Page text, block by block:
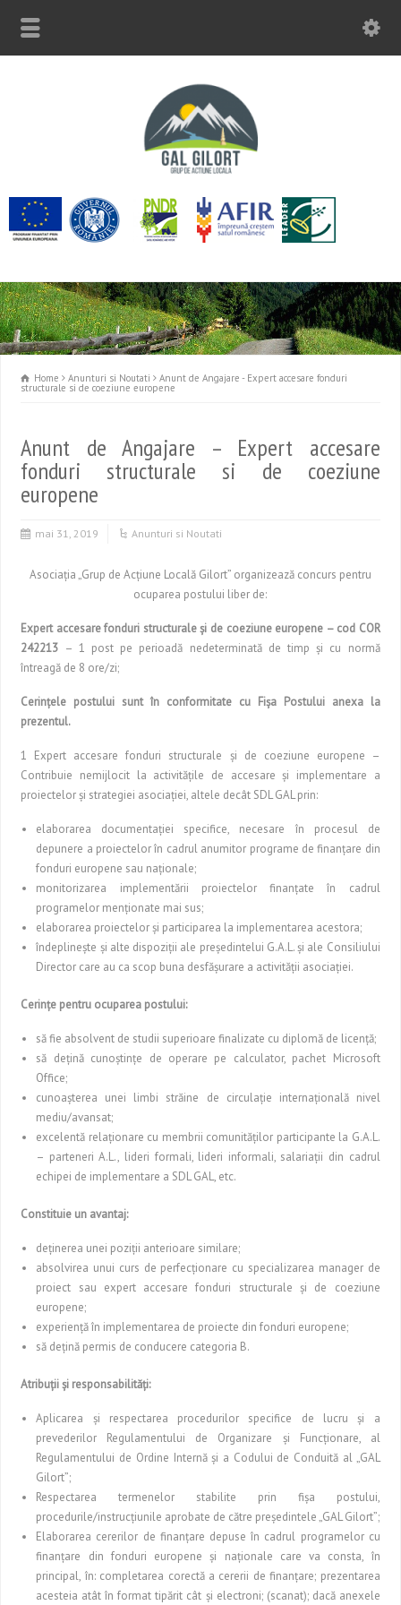
Home Anunturi si Noutati Anunt de Angajare - Expert accesare fonduri
structurale si de coeziune europene
Anunt de Angajare – Expert accesare
fonduri structurale si de coeziune
europene
mai 31, 2019 Anunturi si Noutati
Asociaţia „Grup de Acţiune Locală Gilort” organizează concurs pentru
ocuparea postului liber de:
Expert accesare fonduri structurale şi de coeziune europene – cod COR
242213 – 1 post pe perioadă nedeterminată de timp şi cu normă
întreagă de 8 ore/zi;
Cerinţele postului sunt în conformitate cu Fişa Postului anexa la
prezentul.
1 Expert accesare fonduri structurale şi de coeziune europene –
Contribuie nemijlocit la activităţile de accesare şi implementare a
proiectelor şi strategiei asociaţiei, altele decât SDL GAL prin:
elaborarea documentaţiei specifice, necesare în procesul de
depunere a proiectelor în cadrul anumitor programe de finanţare din
fonduri europene sau naţionale;
monitorizarea implementării proiectelor finanţate în cadrul
programelor menţionate mai sus;
elaborarea proiectelor şi participarea la implementarea acestora;
îndeplineşte şi alte dispoziţii ale preşedintelui G.A.L. şi ale Consiliului
Director care au ca scop buna desfăşurare a activităţii asociaţiei.
Cerinţe pentru ocuparea postului:
să fie absolvent de studii superioare finalizate cu diplomă de licenţă;
să deţină cunoştinţe de operare pe calculator, pachet Microsoft
Office;
cunoaşterea unei limbi străine de circulaţie internaţională nivel
mediu/avansat;
excelentă relaţionare cu membrii comunităţilor participante la G.A.L.
– parteneri A.L., lideri formali, lideri informali, salariaţii din cadrul
echipei de implementare a SDL GAL, etc.
Constituie un avantaj:
deţinerea unei poziţii anterioare similare;
absolvirea unui curs de perfecţionare cu specializarea manager de
proiect sau expert accesare fonduri structurale şi de coeziune
europene;
experienţă în implementarea de proiecte din fonduri europene;
să deţină permis de conducere categoria B.
Atribuţii şi responsabilităţi:
Aplicarea şi respectarea procedurilor specifice de lucru şi a
prevederilor Regulamentului de Organizare şi Funcţionare, al
Regulamentului de Ordine Internă şi a Codului de Conduită al „GAL
Gilort”;
Respectarea termenelor stabilite prin fişa postului,
procedurile/instrucţiunile aprobate de către preşedintele „GAL Gilort”;
Elaborarea cererilor de finanţare depuse în cadrul programelor cu
finanţare din fonduri europene şi naţionale care va consta, în
principal, în: completarea corectă a cererii de finanţare; prezentarea
acesteia atât în format tipărit cât şi electroni; (scanat); dacă anexele